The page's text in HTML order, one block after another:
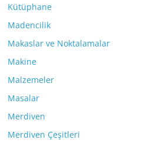
Kütüphane
Madencilik
Makaslar ve Noktalamalar
Makine
Malzemeler
Masalar
Merdiven
Merdiven Çeşitleri